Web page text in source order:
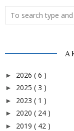
► 2026 ( 6 )
► 2025 ( 3 )
► 2023 ( 1 )
► 2020 ( 24 )
► 2019 ( 42 )